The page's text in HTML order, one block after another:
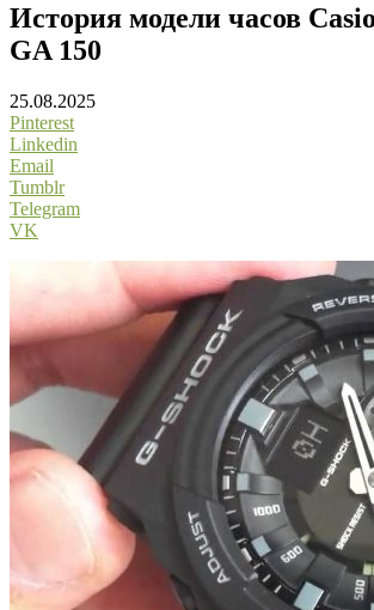
История модели часов
GA 150
25.08.2025
Pinterest
Linkedin
Email
Tumblr
Telegram
VK